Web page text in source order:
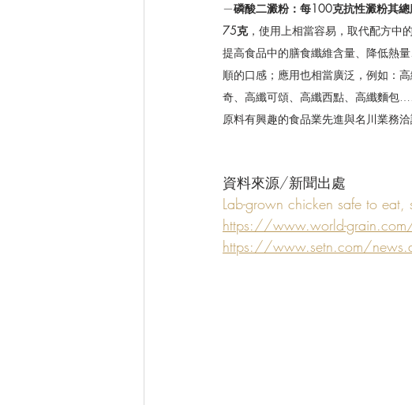
—磷酸二澱粉：每100克抗性澱粉其
75克，使用上相當容易，取代配方中
提高食品中的膳食纖維含量、降低熱
順的口感；應用也相當廣泛，例如：
奇、高纖可頌、高纖西點、高纖麵包
原料有興趣的食品業先進與名川業務洽
資料來源/新聞出處
Lab-grown chicken safe to
https://www.world-grain.com/
https://www.setn.com/